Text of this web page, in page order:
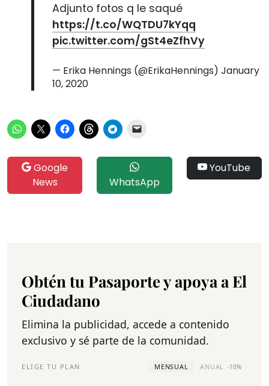
Adjunto fotos q le saqué
https://t.co/WQTDU7kYqq
pic.twitter.com/gSt4eZfhVy
— Erika Hennings (@ErikaHennings) January
10, 2020
Google
News
WhatsApp
YouTube
Obtén tu Pasaporte y apoya a El
Ciudadano
Elimina la publicidad, accede a contenido
exclusivo y sé parte de la comunidad.
ELIGE TU PLAN MENSUAL ANUAL -10%